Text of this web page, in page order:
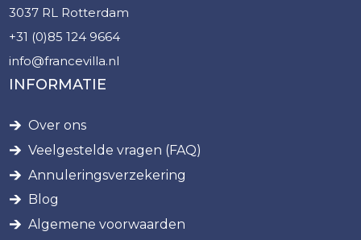
3037 RL Rotterdam
+31 (0)85 124 9664
info@francevilla.nl
INFORMATIE
Over ons
Veelgestelde vragen (FAQ)
Annuleringsverzekering
Blog
Algemene voorwaarden